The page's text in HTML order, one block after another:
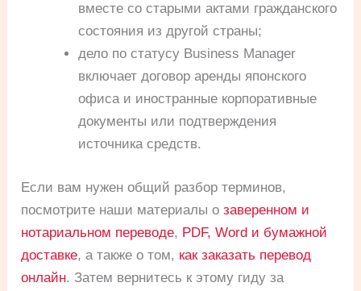
вместе со старыми актами гражданского
состояния из другой страны;
дело по статусу Business Manager
включает договор аренды японского
офиса и иностранные корпоративные
документы или подтверждения
источника средств.
Если вам нужен общий разбор терминов,
посмотрите наши материалы озаверенном и
нотариальном переводе, PDF, Word и бумажной
доставке, а также о том, как заказать перевод
онлайн. Затем вернитесь к этому гиду за